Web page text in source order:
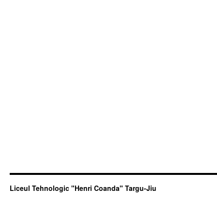
Liceul Tehnologic "Henri Coanda" Targu-Jiu